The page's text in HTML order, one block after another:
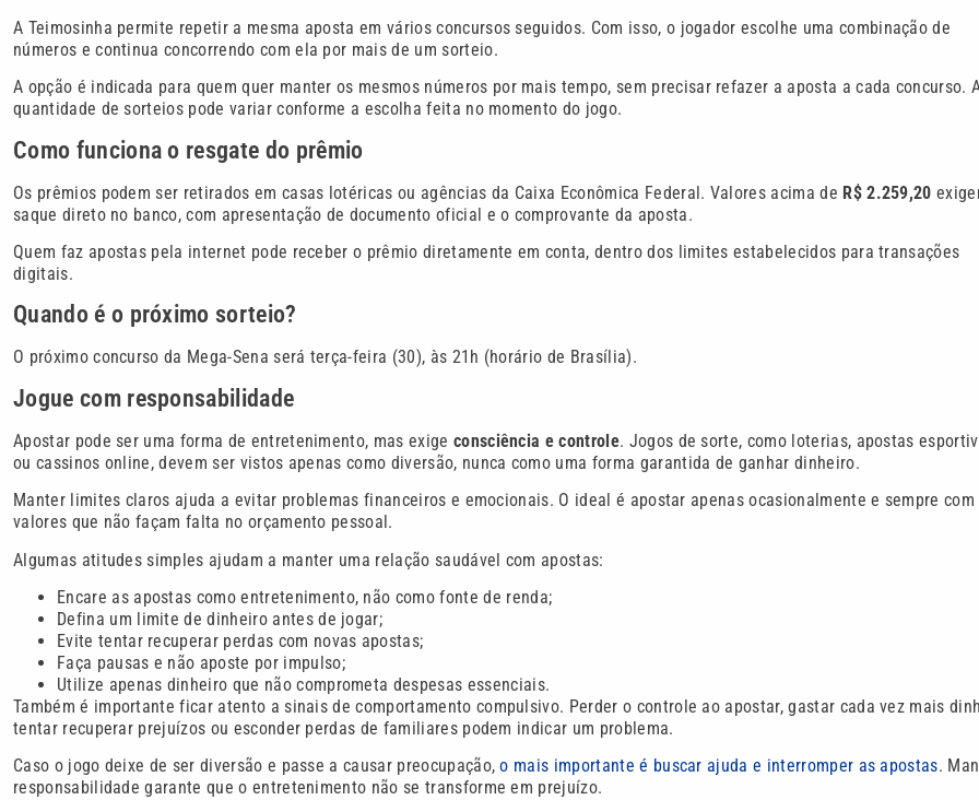
A Teimosinha permite repetir a mesma aposta em vários concursos seguidos. Com isso, o jogador escolhe uma combinação de
números e continua concorrendo com ela por mais de um sorteio.
A opção é indicada para quem quer manter os mesmos números por mais tempo, sem precisar refazer a aposta a cada concurso.
quantidade de sorteios pode variar conforme a escolha feita no momento do jogo.
Como funciona o resgate do prêmio
Os prêmios podem ser retirados em casas lotéricas ou agências da Caixa Econômica Federal. Valores acima de R$ 2.259,20
saque direto no banco, com apresentação de documento oficial e o comprovante da aposta.
Quem faz apostas pela internet pode receber o prêmio diretamente em conta, dentro dos limites estabelecidos para transações
digitais.
Quando é o próximo sorteio?
O próximo concurso da Mega-Sena será terça-feira (30), às 21h (horário de Brasília).
Jogue com responsabilidade
Apostar pode ser uma forma de entretenimento, mas exige consciência e controle. Jogos de sorte, como loterias, apostas
ou cassinos online, devem ser vistos apenas como diversão, nunca como uma forma garantida de ganhar dinheiro.
Manter limites claros ajuda a evitar problemas financeiros e emocionais. O ideal é apostar apenas ocasionalmente e sempre com
valores que não façam falta no orçamento pessoal.
Algumas atitudes simples ajudam a manter uma relação saudável com apostas:
Encare as apostas como entretenimento, não como fonte de renda;
Defina um limite de dinheiro antes de jogar;
Evite tentar recuperar perdas com novas apostas;
Faça pausas e não aposte por impulso;
Utilize apenas dinheiro que não comprometa despesas essenciais.
Também é importante ficar atento a sinais de comportamento compulsivo. Perder o controle ao apostar, gastar cada vez mais
tentar recuperar prejuízos ou esconder perdas de familiares podem indicar um problema.
Caso o jogo deixe de ser diversão e passe a causar preocupação,o mais importante é buscar ajuda e interromper as apostas.
responsabilidade garante que o entretenimento não se transforme em prejuízo.